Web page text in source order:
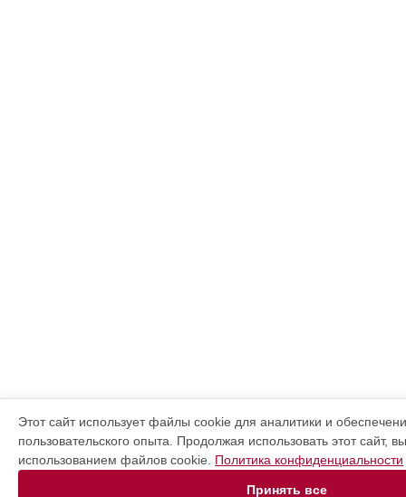
Этот сайт использует файлы cookie для аналитики и
пользовательского опыта. Продолжая использовать этот сайт,
использованием файлов cookie. Политика конфиденциальности
Принять все